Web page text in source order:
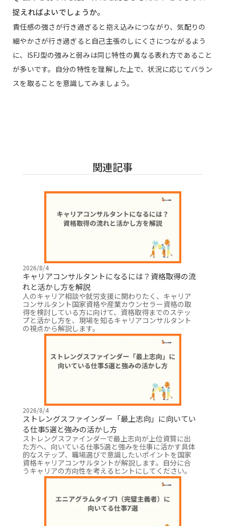
捉えればよいでしょうか。
責任感の強さが行き過ぎると抱え込みにつながり、気配りの
細やかさが行き過ぎると自己主張のしにくさにつながるよう
に、ISFJ型の強みと弱みは同じ特性の異なる表れ方であること
が多いです。自分の特性を理解した上で、状況に応じてバラン
スを取ることを意識してみましょう。
関連記事
2026/8/4
キャリアコンサルタントになるには？資格取得の流
れと活かし方を解説
人のキャリア相談や就労支援に関わりたく、キャリア
コンサルタント国家資格や産業カウンセラー資格の取
得を検討している方に向けて、資格取得までのステッ
プと活かし方を、現場を知るキャリアコンサルタント
の視点から解説します。
2026/8/4
ストレングスファインダー「最上志向」に向いてい
る仕事5選と強みの活かし方
ストレングスファインダーで最上志向が上位資質に出
た方へ、向いている仕事5選と強みを仕事に活かす具体
的なステップ、職場選びで意識したいポイントを国家
資格キャリアコンサルタントが解説します。自分に合
うキャリアの方向性を考えるヒントにしてください。